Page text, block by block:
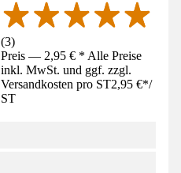
(3)
Preis — 2,95 € * Alle Preise
inkl. MwSt. und ggf. zzgl.
Versandkosten pro ST2,95 €*/
ST